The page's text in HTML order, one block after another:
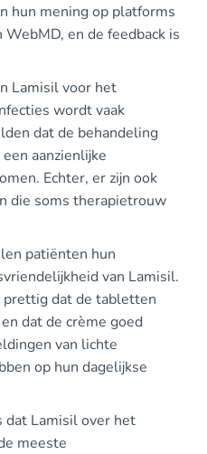
hun mening op platforms
en de feedback is
Lamisil voor het
wordt vaak
dat de behandeling
aanzienlijke
Echter, er zijn ook
die soms therapietrouw
patiënten hun
van Lamisil.
dat de tabletten
dat de crème goed
van lichte
op hun dagelijkse
Lamisil over het
meeste